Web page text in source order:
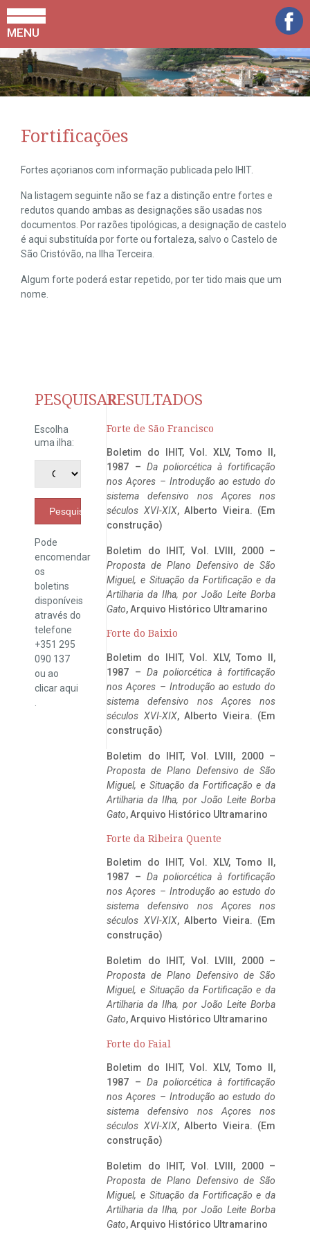
MENU
Fortificações
Fortes açorianos com informação publicada pelo IHIT.
Na listagem seguinte não se faz a distinção entre fortes e
redutos quando ambas as designações são usadas nos
documentos. Por razões tipológicas, a designação de castelo
é aqui substituída por forte ou fortaleza, salvo o Castelo de
São Cristóvão, na Ilha Terceira.
Algum forte poderá estar repetido, por ter tido mais que um
nome.
PESQUISAR
Escolha
uma ilha:
Pesquisar
Pode
encomendar
os
boletins
disponíveis
através do
telefone
+351 295
090 137
ou ao
clicaraqui
RESULTADOS
Forte de São Francisco
Boletim do IHIT, Vol. XLV, Tomo II,
1987 – Da poliorcética à fortificação
nos Açores – Introdução ao estudo do
sistema defensivo nos Açores nos
séculos XVI-XIX, Alberto Vieira. (Em
construção)
Boletim do IHIT, Vol. LVIII, 2000 –
Proposta de Plano Defensivo de São
Miguel, e Situação da Fortificação e da
Artilharia da Ilha, por João Leite Borba
Gato, Arquivo Histórico Ultramarino
Forte do Baixio
Boletim do IHIT, Vol. XLV, Tomo II,
1987 – Da poliorcética à fortificação
nos Açores – Introdução ao estudo do
sistema defensivo nos Açores nos
séculos XVI-XIX, Alberto Vieira. (Em
construção)
Boletim do IHIT, Vol. LVIII, 2000 –
Proposta de Plano Defensivo de São
Miguel, e Situação da Fortificação e da
Artilharia da Ilha, por João Leite Borba
Gato, Arquivo Histórico Ultramarino
Forte da Ribeira Quente
Boletim do IHIT, Vol. XLV, Tomo II,
1987 – Da poliorcética à fortificação
nos Açores – Introdução ao estudo do
sistema defensivo nos Açores nos
séculos XVI-XIX, Alberto Vieira. (Em
construção)
Boletim do IHIT, Vol. LVIII, 2000 –
Proposta de Plano Defensivo de São
Miguel, e Situação da Fortificação e da
Artilharia da Ilha, por João Leite Borba
Gato, Arquivo Histórico Ultramarino
Forte do Faial
Boletim do IHIT, Vol. XLV, Tomo II,
1987 – Da poliorcética à fortificação
nos Açores – Introdução ao estudo do
sistema defensivo nos Açores nos
séculos XVI-XIX, Alberto Vieira. (Em
construção)
Boletim do IHIT, Vol. LVIII, 2000 –
Proposta de Plano Defensivo de São
Miguel, e Situação da Fortificação e da
Artilharia da Ilha, por João Leite Borba
Gato, Arquivo Histórico Ultramarino